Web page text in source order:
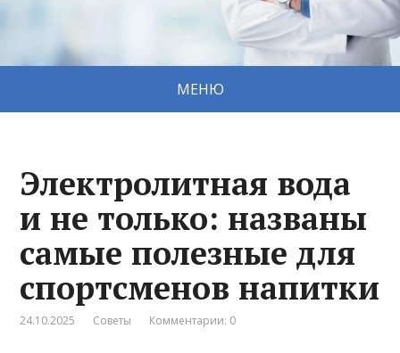
МЕНЮ
Электролитная вода
и не только: названы
самые полезные для
спортсменов напитки
24.10.2025 Советы Комментарии: 0